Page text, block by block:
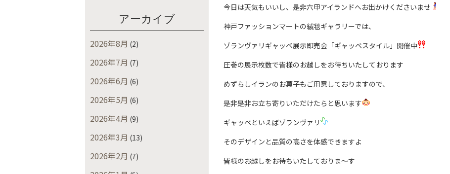
アーカイブ
2026年8月 (2)
2026年7月 (7)
2026年6月 (6)
2026年5月 (6)
2026年4月 (9)
2026年3月 (13)
2026年2月 (7)
今日は天気もいいし、是非六甲アイランドへお出かけくださいませ
神戸ファッションマートの絨毯ギャラリーでは、
ゾランヴァリギャッベ展示即売会「ギャッベスタイル」開催中
圧巻の展示枚数で皆様のお越しをお待ちいたしております
めずらしイランのお菓子もご用意しておりますので、
是非是非お立ち寄りいただけたらと思います
ギャッベといえばゾランヴァリ
そのデザインと品質の高さを体感できますよ
皆様のお越しをお待ちいたしておりま〜す